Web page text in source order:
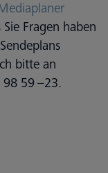
Fragen haben
bitte an
59 –23.